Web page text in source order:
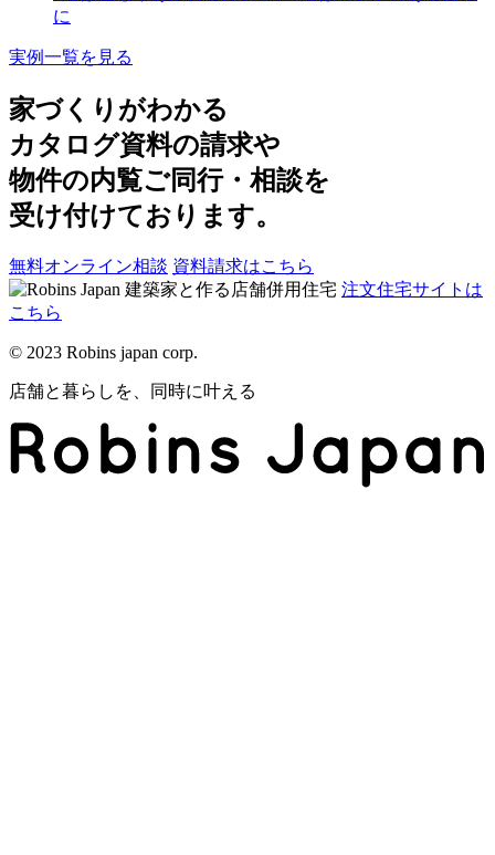
に
実例一覧を見る
家づくりがわかる
カタログ資料の請求や
物件の内覧ご同行・相談を
受け付けております。
無料オンライン相談 資料請求はこちら
注文住宅サイトは
こちら
© 2023 Robins japan corp.
店舗と暮らしを、同時に叶える